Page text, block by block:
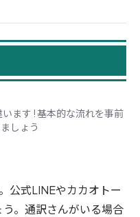
ます ! 基本的な流れを事前
しょう
公式LINEやカカオトー
。通訳さんがいる場合